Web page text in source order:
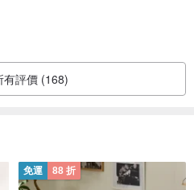
有評價 (168)
免運 88 折